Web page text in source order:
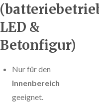
LED &
Betonfigur)
Nur für den
Innenbereich
geeignet.